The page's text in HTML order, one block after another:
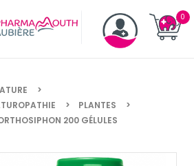
PLANTES
200 GÉLULES